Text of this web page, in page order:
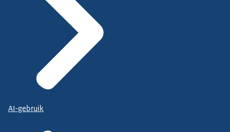
AI-gebruik